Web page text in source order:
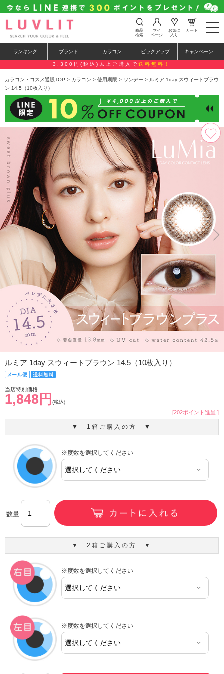
t
o
e
n
a
a
i
o
n
商品
検索
マイ
ページ
お気に
入り
カート
ランキング ブランド カラコン ピックアップ キャンペーン
3,300円(税込)以上ご購入で 送料無料！
カラコン・コスメ通販TOP > カラコン > 使用期限 > ワンデー > ルミア 1day スウィートブラウ
ン 14.5（10枚入り）
ルミア 1day スウィートブラウン 14.5（10枚入り）
当店特別価格
1,848円 (税込)
[202ポイント進呈 ]
▼ 1箱ご購入の方 ▼
※度数を選択してください
数量
▼ 2箱ご購入の方 ▼
※度数を選択してください
※度数を選択してください